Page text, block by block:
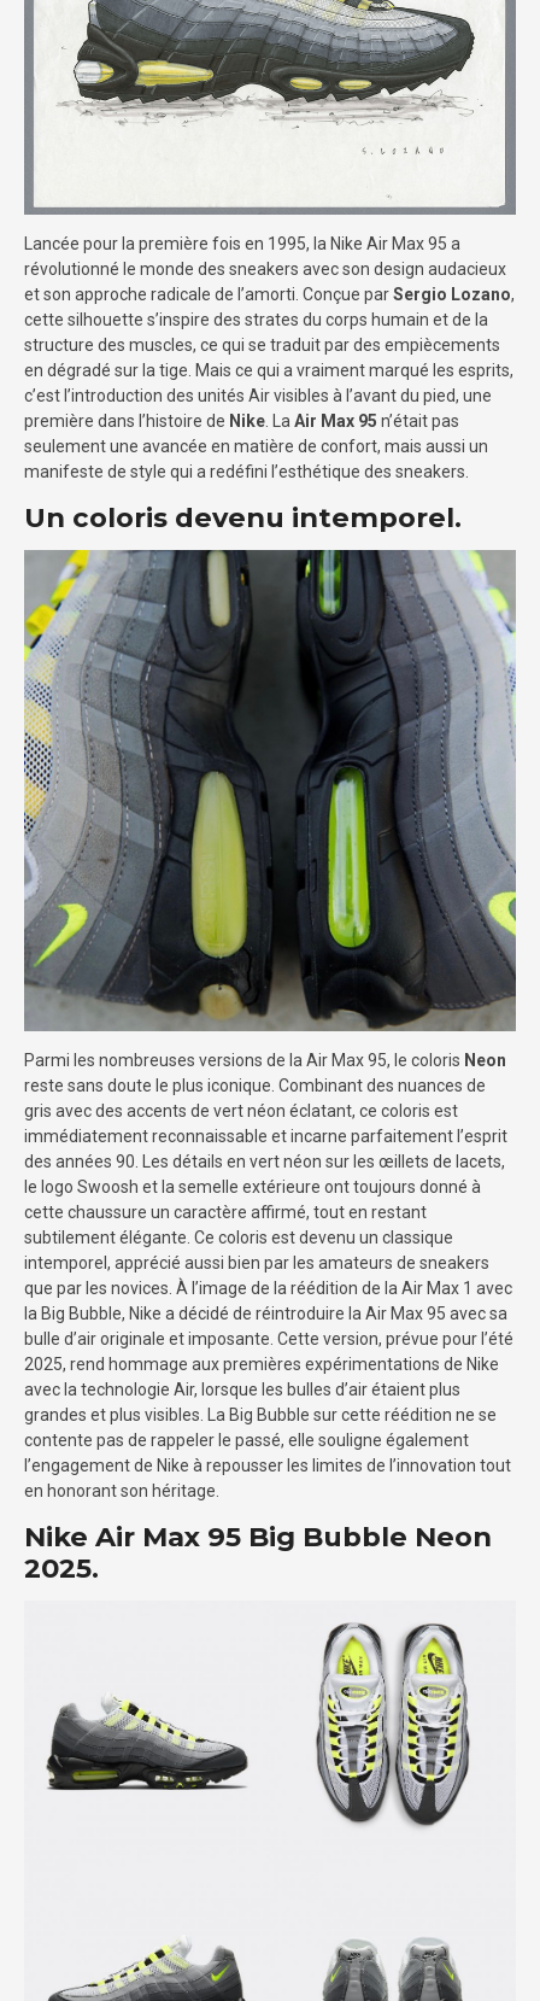
Lancée pour la première fois en 1995, la Nike Air Max 95 a
révolutionné le monde des sneakers avec son design audacieux
et son approche radicale de l’amorti. Conçue parSergio Lozano,
cette silhouette s’inspire des strates du corps humain et de la
structure des muscles, ce qui se traduit par des empiècements
en dégradé sur la tige. Mais ce qui a vraiment marqué les esprits,
c’est l’introduction des unités Air visibles à l’avant du pied, une
première dans l’histoire de Nike . La Air Max 95 n’était pas
seulement une avancée en matière de confort, mais aussi un
manifeste de style qui a redéfini l’esthétique des sneakers.
Un coloris devenu intemporel.
Parmi les nombreuses versions de la Air Max 95, le coloris Neon
reste sans doute le plus iconique. Combinant des nuances de
gris avec des accents de vert néon éclatant, ce coloris est
immédiatement reconnaissable et incarne parfaitement l’esprit
des années 90. Les détails en vert néon sur les œillets de lacets,
le logo Swoosh et la semelle extérieure ont toujours donné à
cette chaussure un caractère affirmé, tout en restant
subtilement élégante. Ce coloris est devenu un classique
intemporel, apprécié aussi bien par les amateurs de sneakers
que par les novices. À l’image de la réédition de la Air Max 1 avec
la Big Bubble, Nike a décidé de réintroduire la Air Max 95 avec sa
bulle d’air originale et imposante. Cette version, prévue pour l’été
2025, rend hommage aux premières expérimentations de Nike
avec la technologie Air, lorsque les bulles d’air étaient plus
grandes et plus visibles. La Big Bubble sur cette réédition ne se
contente pas de rappeler le passé, elle souligne également
l’engagement de Nike à repousser les limites de l’innovation tout
en honorant son héritage.
Nike Air Max 95 Big Bubble Neon
2025.